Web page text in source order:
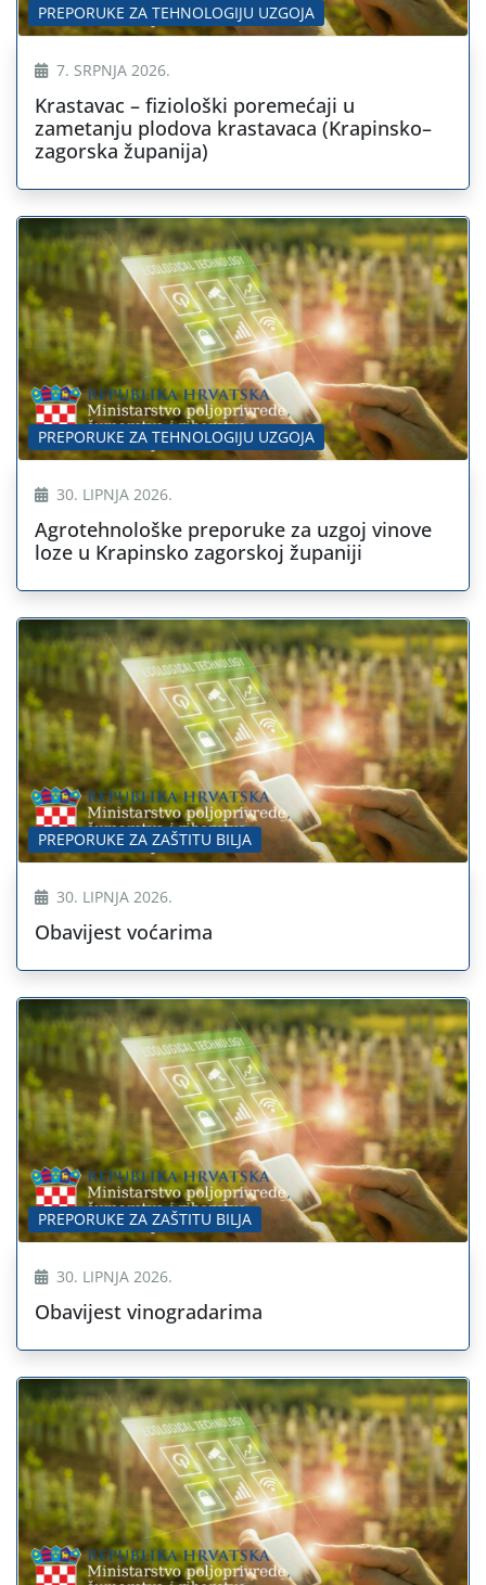
PREPORUKE ZA TEHNOLOGIJU UZGOJA
7. SRPNJA 2026.
Krastavac – fiziološki poremećaji u
zametanju plodova krastavaca (Krapinsko–
zagorska županija)
PREPORUKE ZA TEHNOLOGIJU UZGOJA
30. LIPNJA 2026.
Agrotehnološke preporuke za uzgoj vinove
loze u Krapinsko zagorskoj županiji
PREPORUKE ZA ZAŠTITU BILJA
30. LIPNJA 2026.
Obavijest voćarima
PREPORUKE ZA ZAŠTITU BILJA
30. LIPNJA 2026.
Obavijest vinogradarima